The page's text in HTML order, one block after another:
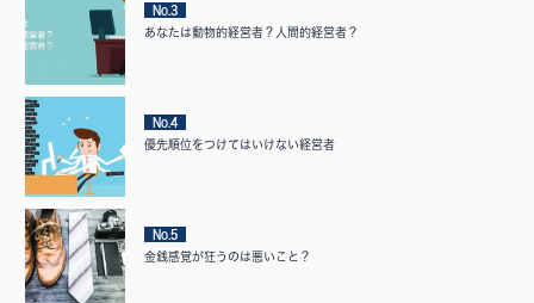
No.3
あなたは動物的経営者？人間的経営者？
No.4
優先順位をつけてはいけない経営者
No.5
金銭感覚が狂うのは悪いこと？